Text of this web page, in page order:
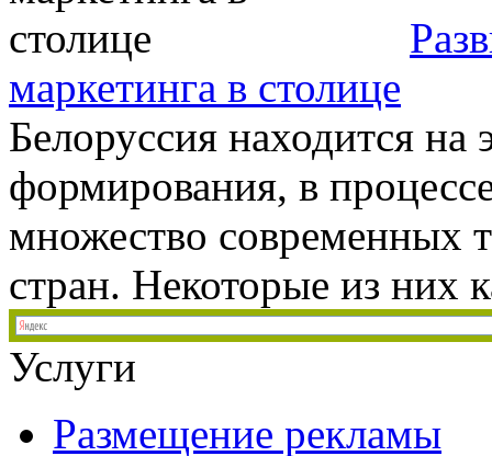
маркетинга в столице
Белоруссия находится на
формирования, в
множество современных
стран. Некоторые из них
Услуги
Размещение рекламы